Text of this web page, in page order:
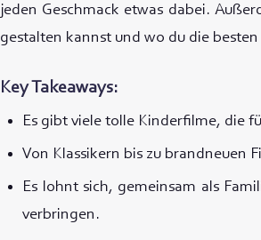
jeden Geschmack etwas dabei.
gestalten kannst und wo du die
Key Takeaways:
Es gibt viele tolle Kinderfilme, die
Von Klassikern bis zu brandneuen
Es lohnt sich, gemeinsam als
verbringen.